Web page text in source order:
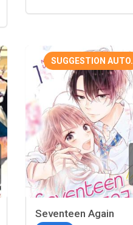
SUGGESTION AUTO.
Seventeen Again